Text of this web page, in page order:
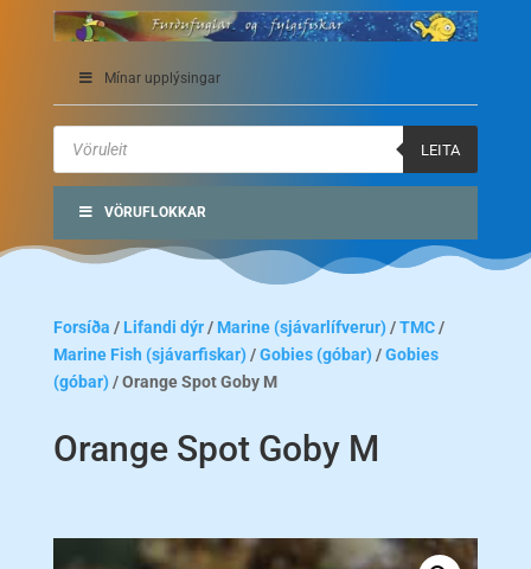
Mínar upplýsingar
Products
search
LEITA
VÖRUFLOKKAR
Forsíða / Lifandi dýr/ Marine (sjávarlífverur) /TMC/
Marine Fish (sjávarfiskar) /Gobies (góbar) /Gobies
(góbar) / Orange Spot Goby M
Orange Spot Goby M